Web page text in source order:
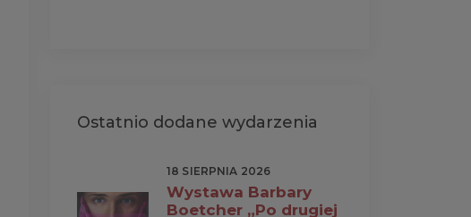
Ostatnio dodane wydarzenia
18 SIERPNIA 2026
Wystawa Barbary
Boetcher „Po drugiej